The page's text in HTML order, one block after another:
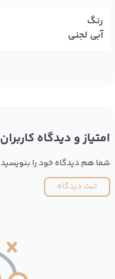
رنگ
آبی لجنی
امتیاز و دیدگاه کاربران
شما هم دیدگاه خود را بنویسید
ثبت دیدگاه